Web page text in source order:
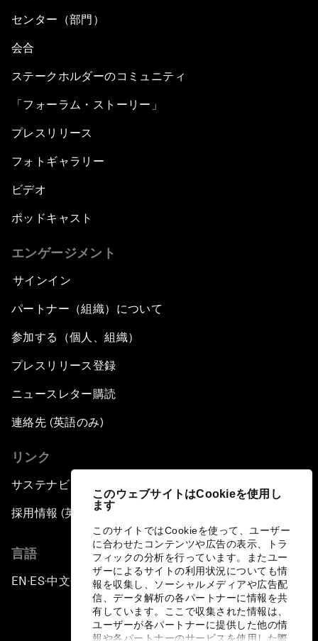
このウェブサイトはCookieを使用し
ます
このサイトではCookieを使って、ユーザー
に合わせたコンテンツや広告の表示、トラ
フィックの分析を行っています。またユー
ザーによるサイトの利用状況についても情
報を収集し、ソーシャルメディアや広告配
信、データ解析の各パートナーに情報を共
有しています。ここで収集された情報は、
ユーザーが各パートナーに提供した他の情
報や各パートナーのサービスを使用した際
センター（部門）
会合
ステークホルダーのコミュニティ
「フォーラム・ストーリー」
プレスリリース
フォトギャラリー
ビデオ
ポッドキャスト
エンゲージメント
サインイン
パートナー（組織）について
参加する（個人、組織）
プレスリリース登録
ニュースレター購読
連絡先 (英語のみ)
リンク
サステナビリティへの取り組み
採用情報 (英語のみ)
言語
EN ▪ES▪中文▪ 日本語